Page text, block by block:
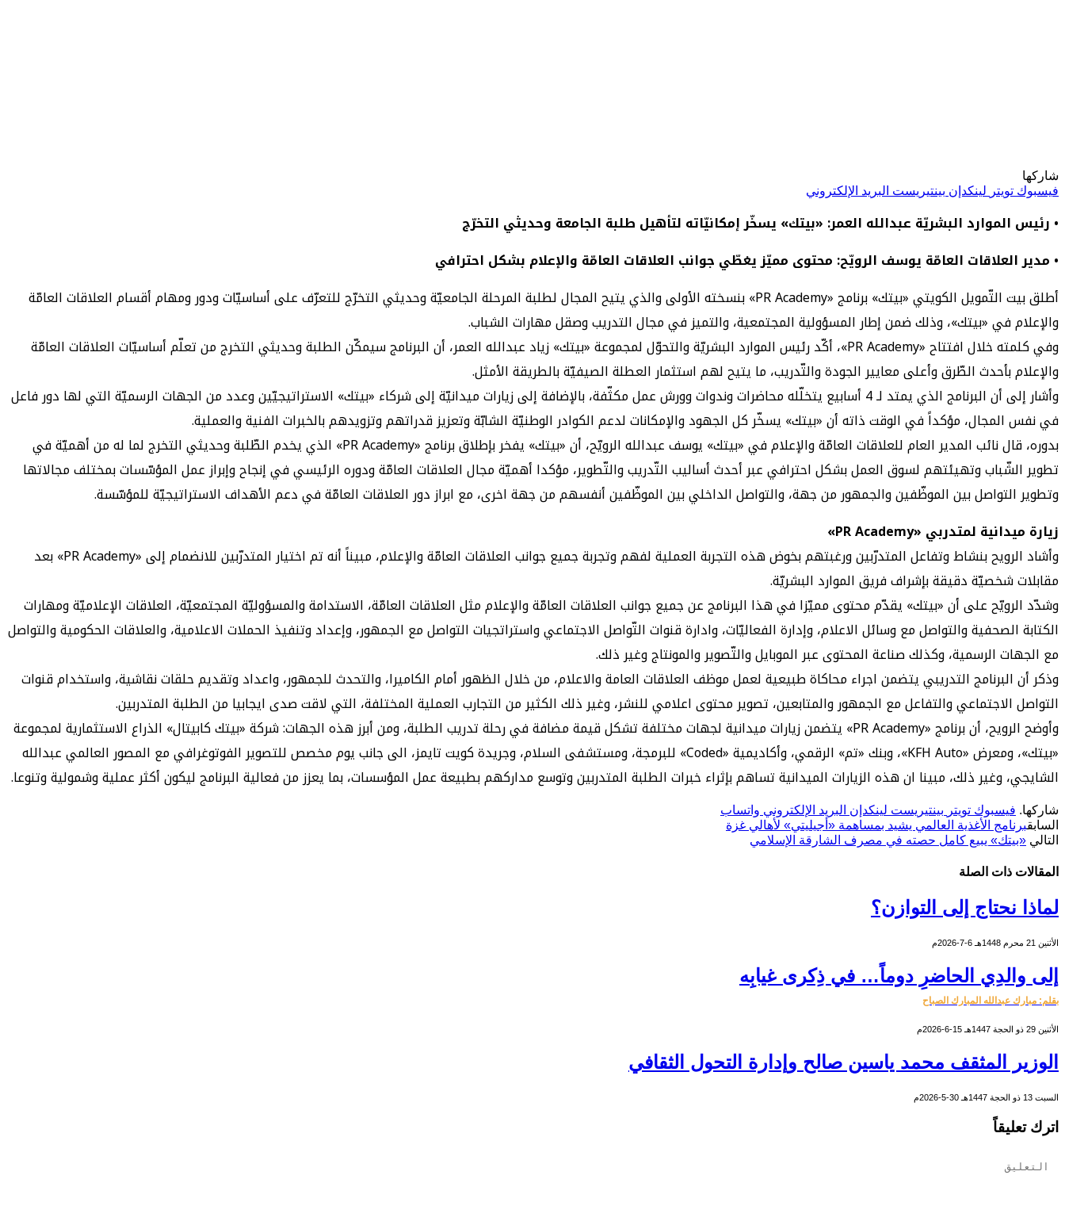
شاركها
فيسبوك تويتر لينكدإن بينتيريست البريد الإلكتروني
• رئيس الموارد البشريّة عبدالله العمر: «بيتك» يسخّر إمكانيّاته لتأهيل طلبة الجامعة وحديثي التخرّج
• مدير العلاقات العامّة يوسف الرويّح: محتوى مميّز يغطّي جوانب العلاقات العامّة والإعلام بشكل احترافي
أطلق بيت التّمويل الكويتي «بيتك» برنامج «PR Academy» بنسخته الأولى والذي يتيح المجال لطلبة المرحلة الجامعيّة وحديثي التخرّج للتعرّف على أساسيّات ودور ومهام أقسام العلاقات العامّة
والإعلام في «بيتك»، وذلك ضمن إطار المسؤولية المجتمعية، والتميز في مجال التدريب وصقل مهارات الشباب.
وفي كلمته خلال افتتاح «PR Academy»، أكّد رئيس الموارد البشريّة والتحوّل لمجموعة «بيتك» زياد عبدالله العمر، أن البرنامج سيمكّن الطلبة وحديثي التخرج من تعلّم أساسيّات العلاقات العامّة
والإعلام بأحدث الطّرق وأعلى معايير الجودة والتّدريب، ما يتيح لهم استثمار العطلة الصيفيّة بالطريقة الأمثل.
وأشار إلى أن البرنامج الذي يمتد لـ 4 أسابيع يتخلّله محاضرات وندوات وورش عمل مكثّفة، بالإضافة إلى زيارات ميدانيّة إلى شركاء «بيتك» الاستراتيجيّين وعدد من الجهات الرسميّة التي لها دور فاعل
في نفس المجال، مؤكداً في الوقت ذاته أن «بيتك» يسخّر كل الجهود والإمكانات لدعم الكوادر الوطنيّة الشابّة وتعزيز قدراتهم وتزويدهم بالخبرات الفنية والعملية.
بدوره، قال نائب المدير العام للعلاقات العامّة والإعلام في «بيتك» يوسف عبدالله الرويّح، أن «بيتك» يفخر بإطلاق برنامج «PR Academy» الذي يخدم الطّلبة وحديثي التخرج لما له من أهميّة في
تطوير الشّباب وتهيئتهم لسوق العمل بشكل احترافي عبر أحدث أساليب التّدريب والتّطوير، مؤكدا أهميّة مجال العلاقات العامّة ودوره الرئيسي في إنجاح وإبراز عمل المؤسّسات بمختلف مجالاتها
وتطوير التواصل بين الموظّفين والجمهور من جهة، والتواصل الداخلي بين الموظّفين أنفسهم من جهة اخرى، مع ابراز دور العلاقات العامّة في دعم الأهداف الاستراتيجيّة للمؤسّسة.
زيارة ميدانية لمتدربي «PR Academy»
وأشاد الرويح بنشاط وتفاعل المتدرّبين ورغبتهم بخوض هذه التجربة العملية لفهم وتجربة جميع جوانب العلاقات العامّة والإعلام، مبيناً أنه تم اختيار المتدرّبين للانضمام إلى «PR Academy» بعد
مقابلات شخصيّة دقيقة بإشراف فريق الموارد البشريّة.
وشدّد الرويّح على أن «بيتك» يقدّم محتوى مميّزا في هذا البرنامج عن جميع جوانب العلاقات العامّة والإعلام مثل العلاقات العامّة، الاستدامة والمسؤوليّة المجتمعيّة، العلاقات الإعلاميّة ومهارات
الكتابة الصحفية والتواصل مع وسائل الاعلام، وإدارة الفعاليّات، وادارة قنوات التّواصل الاجتماعي واستراتجيات التواصل مع الجمهور، وإعداد وتنفيذ الحملات الاعلامية، والعلاقات الحكومية والتواصل
مع الجهات الرسمية، وكذلك صناعة المحتوى عبر الموبايل والتّصوير والمونتاج وغير ذلك.
وذكر أن البرنامج التدريبي يتضمن اجراء محاكاة طبيعية لعمل موظف العلاقات العامة والاعلام، من خلال الظهور أمام الكاميرا، والتحدث للجمهور، واعداد وتقديم حلقات نقاشية، واستخدام قنوات
التواصل الاجتماعي والتفاعل مع الجمهور والمتابعين، تصوير محتوى اعلامي للنشر، وغير ذلك الكثير من التجارب العملية المختلفة، التي لاقت صدى ايجابيا من الطلبة المتدربين.
وأوضح الرويح، أن برنامج «PR Academy» يتضمن زيارات ميدانية لجهات مختلفة تشكل قيمة مضافة في رحلة تدريب الطلبة، ومن أبرز هذه الجهات: شركة «بيتك كابيتال» الذراع الاستثمارية لمجموعة
«بيتك»، ومعرض «KFH Auto»، وبنك «تم» الرقمي، وأكاديمية «Coded» للبرمجة، ومستشفى السلام، وجريدة كويت تايمز، الى جانب يوم مخصص للتصوير الفوتوغرافي مع المصور العالمي عبدالله
الشايجي، وغير ذلك، مبينا ان هذه الزيارات الميدانية تساهم بإثراء خبرات الطلبة المتدربين وتوسع مداركهم بطبيعة عمل المؤسسات، بما يعزز من فعالية البرنامج ليكون أكثر عملية وشمولية وتنوعا.
شاركها. فيسبوك تويتر بينتيريست لينكدإن البريد الإلكتروني واتساب
السابقبرنامج الأغذية العالمي يشيد بمساهمة «أجيليتي» لأهالي غزة
التالي «بيتك» يبيع كامل حصته في مصرف الشارقة الإسلامي
المقالات ذات الصلة
لماذا نحتاج إلى التوازن؟
الأثنين 21 محرم 1448هـ 6-7-2026م
إلى والدِي الحاضرِ دوماً… في ذِكرى غيابِه
بقلم: مبارك عبدالله المبارك الصباح
الأثنين 29 ذو الحجة 1447هـ 15-6-2026م
الوزير المثقف محمد ياسين صالح وإدارة التحول الثقافي
السبت 13 ذو الحجة 1447هـ 30-5-2026م
اترك تعليقاً